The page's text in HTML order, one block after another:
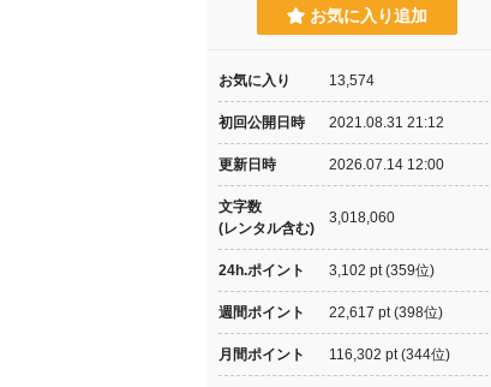
お気に入り追加
お気に入り 13,574
初回公開日時 2021.08.31 21:12
更新日時 2026.07.14 12:00
文字数
(レンタル含む)
3,018,060
24h.ポイント 3,102 pt (359位)
週間ポイント 22,617 pt (398位)
月間ポイント 116,302 pt (344位)